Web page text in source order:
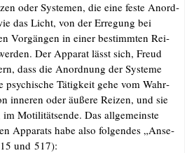
oder Sys­te­men, die eine fes­te Anord­
das Licht, von der Erre­gung bei
Vor­gän­gen in einer bestimm­ten Rei­
Der Appa­rat lässt sich, Freud
dass die Anord­nung der Sys­te­me
psy­chi­sche Tätig­keit gehe vom Wahr­
inne­ren oder äuße­re Rei­zen, und sie
Moti­li­täts­en­de. Das all­ge­meins­te
Appa­rats habe also fol­gen­des „Anse­
und 517):